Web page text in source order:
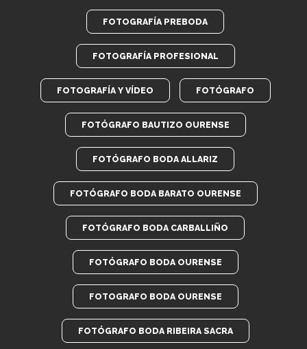
FOTOGRAFÍA PREBODA
FOTOGRAFÍA PROFESIONAL
FOTOGRAFÍA Y VÍDEO FOTÓGRAFO
FOTÓGRAFO BAUTIZO OURENSE
FOTÓGRAFO BODA ALLARIZ
FOTÓGRAFO BODA BARATO OURENSE
FOTÓGRAFO BODA CARBALLIÑO
FOTÓGRAFO BODA OURENSE
FOTOGRAFO BODA OURENSE
FOTÓGRAFO BODA RIBEIRA SACRA